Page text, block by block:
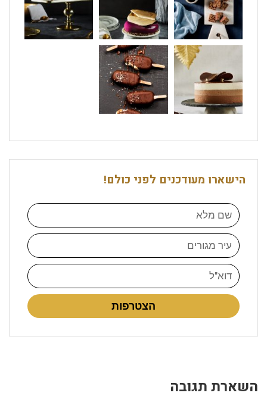
הישארו מעודכנים לפני כולם!
הצטרפות
השארת תגובה